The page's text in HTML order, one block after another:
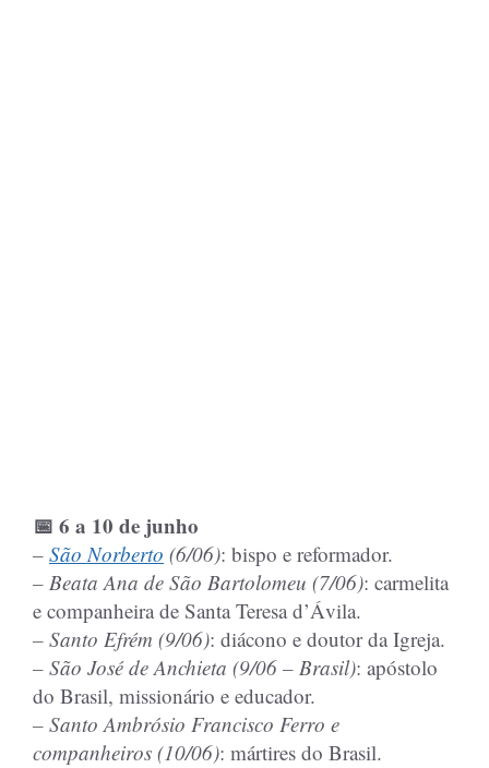
📅 6 a 10 de junho
– São Norberto (6/06): bispo e reformador.
– Beata Ana de São Bartolomeu (7/06): carmelita
e companheira de Santa Teresa d’Ávila.
– Santo Efrém (9/06): diácono e doutor da Igreja.
– São José de Anchieta (9/06 – Brasil): apóstolo
do Brasil, missionário e educador.
– Santo Ambrósio Francisco Ferro e
companheiros (10/06): mártires do Brasil.